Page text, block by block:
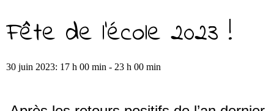
Fête de l’école 2023 !
30 juin 2023: 17 h 00 min - 23 h 00 min